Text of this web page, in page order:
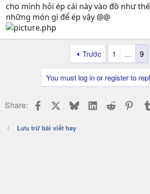
cho mình hỏi ép cái này vào đồ như
những món gì để ép vậy @@
Trước 1 … 9
You must log in or register to
Share: Facebook BlueskyLinkedIn
Reddit
Lưu trữ bài viết hay